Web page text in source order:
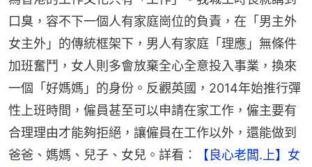
口臭，容不下一個人有家庭崗位的負責，在「男主外
女主外」的傳統框架下，男人有家庭「理應」無條件
加班奮鬥，女人則多會放棄全心全意投入事業，換來
一個「好媽媽」的身份。反觀英國，2014年始推行彈
性上班時間，僱員甚至可以申請在家工作，僱主要有
合理理由才能夠拒絕，讓僱員在工作以外，還能做到
爸爸、媽媽、兒子、女兒。詳看：
【良心老闆.上】女